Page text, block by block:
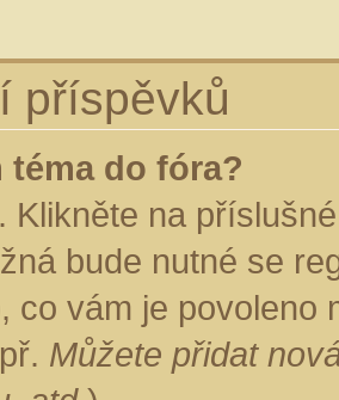
příspěvků
téma do fóra?
Klikněte na
bude nutné se
co vám je
Můžete přidat